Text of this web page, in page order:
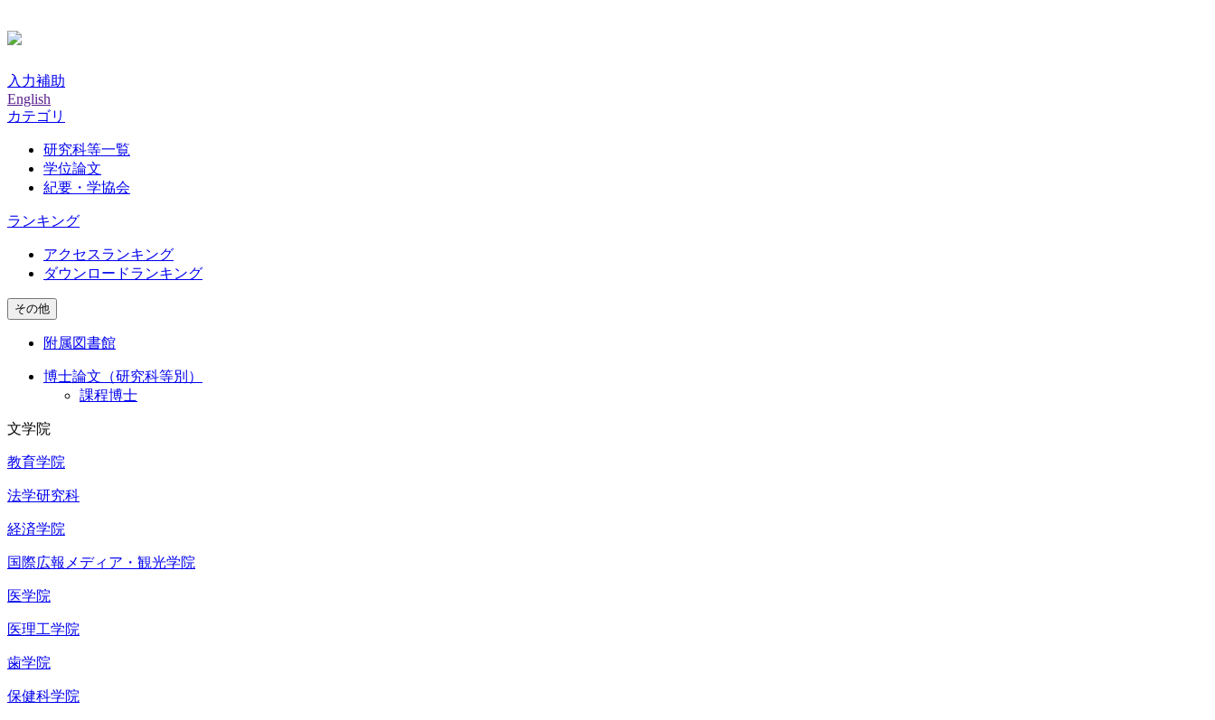
入力補助
English
カテゴリ
研究科等一覧
学位論文
紀要・学協会
ランキング
アクセスランキング
ダウンロードランキング
その他
附属図書館
博士論文（研究科等別）
課程博士
文学院
教育学院
法学研究科
経済学院
国際広報メディア・観光学院
医学院
医理工学院
歯学院
保健科学院